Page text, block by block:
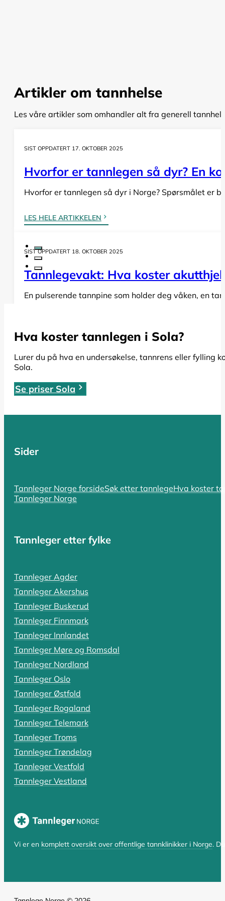
Artikler om tannhelse
Les våre artikler som omhandler alt fra generell
SIST OPPDATERT 17. OKTOBER 2025
Hvorfor er tannlegen så dyr? En
Hvorfor er tannlegen så dyr i Norge? Spørsmålet er
LES HELE ARTIKKELEN
SIST OPPDATERT 18. OKTOBER 2025
Tannlegevakt: Hva koster
En pulserende tannpine som holder deg våken, en
SIST OPPDATERT 19. OKTOBER 2025
Har du fått beskjed om at du trenger en rotfylling,
SIST OPPDATERT 17. OKTOBER 2025
Hvorfor er tannlegen så dyr i Norge? Spørsmålet er
Tannlegevakt: Hva koster
En pulserende tannpine som holder deg våken, en
LES HELE ARTIKKELEN
SIST OPPDATERT 19. OKTOBER 2025
Rotfylling: Alt du må vite om pris,
Har du fått beskjed om at du trenger en rotfylling,
LES HELE ARTIKKELEN
SIST OPPDATERT 17. OKTOBER 2025
Hvorfor er tannlegen så dyr? En
Hva koster tannlegen i Sola?
Lurer du på hva en undersøkelse, tannrens eller fylling
Sola.
Se priser Sola
Tannleger etter fylke
Tannleger Agder
Tannleger Akershus
Tannleger Buskerud
Tannleger Finnmark
Tannleger Innlandet
Tannleger Møre og Romsdal
Tannleger Nordland
Tannleger Oslo
Tannleger Østfold
Tannleger Rogaland
Tannleger Telemark
Tannleger Troms
Tannleger Trøndelag
Tannleger Vestfold
Tannleger Vestland
Sider
Tannleger Norge forsideSøk etter tannlegeHva koster
Tannleger Norge
Vi er en komplett oversikt over offentlige tannklinikker i Norge.